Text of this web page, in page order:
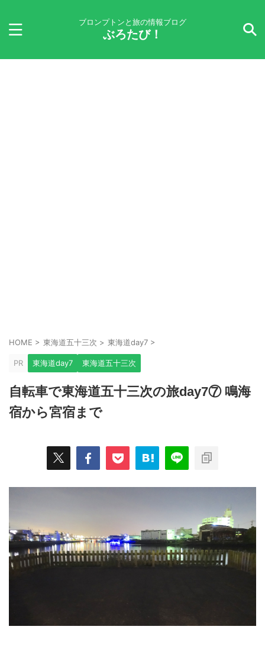
ブロンプトンと旅の情報ブログ
ぶろたび！
HOME > 東海道五十三次 > 東海道day7 >
PR 東海道day7 東海道五十三次
自転車で東海道五十三次の旅day7⑦ 鳴海
宿から宮宿まで